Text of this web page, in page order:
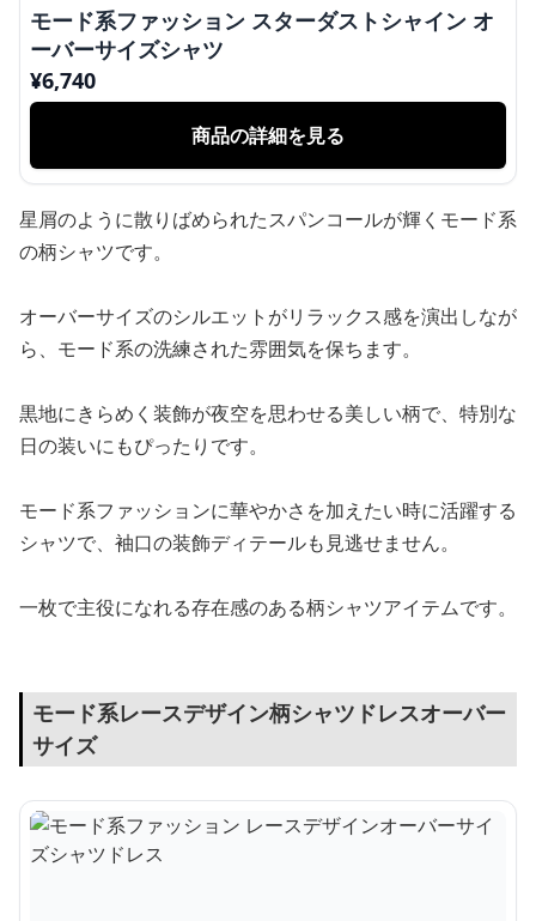
モード系ファッション スターダストシャイン オ
ーバーサイズシャツ
¥6,740
商品の詳細を見る
星屑のように散りばめられたスパンコールが輝くモード系
の柄シャツです。
オーバーサイズのシルエットがリラックス感を演出しなが
ら、モード系の洗練された雰囲気を保ちます。
黒地にきらめく装飾が夜空を思わせる美しい柄で、特別な
日の装いにもぴったりです。
モード系ファッションに華やかさを加えたい時に活躍する
シャツで、袖口の装飾ディテールも見逃せません。
一枚で主役になれる存在感のある柄シャツアイテムです。
モード系レースデザイン柄シャツドレスオーバー
サイズ